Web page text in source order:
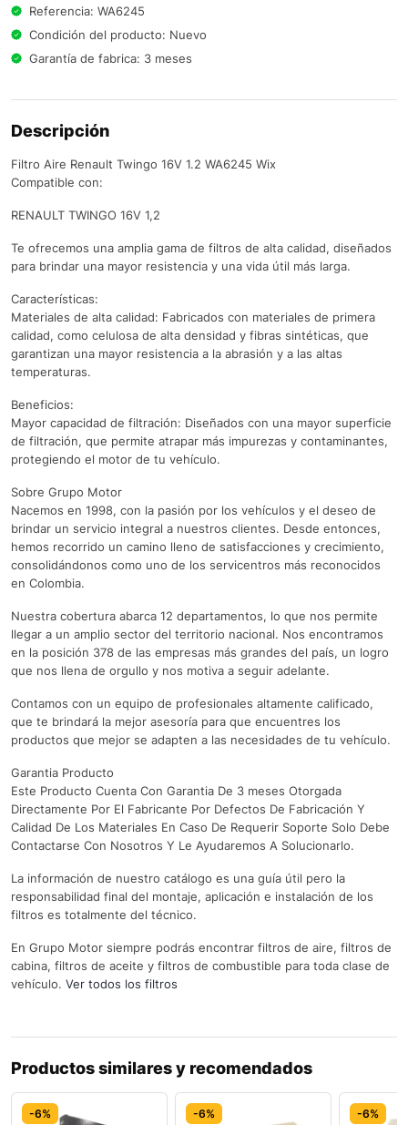
Referencia: WA6245
Condición del producto: Nuevo
Garantía de fabrica: 3 meses
Descripción
Filtro Aire Renault Twingo 16V 1.2 WA6245 Wix
Compatible con:
RENAULT TWINGO 16V 1,2
Te ofrecemos una amplia gama de filtros de alta calidad, diseñados
para brindar una mayor resistencia y una vida útil más larga.
Características:
Materiales de alta calidad: Fabricados con materiales de primera
calidad, como celulosa de alta densidad y fibras sintéticas, que
garantizan una mayor resistencia a la abrasión y a las altas
temperaturas.
Beneficios:
Mayor capacidad de filtración: Diseñados con una mayor superficie
de filtración, que permite atrapar más impurezas y contaminantes,
protegiendo el motor de tu vehículo.
Sobre Grupo Motor
Nacemos en 1998, con la pasión por los vehículos y el deseo de
brindar un servicio integral a nuestros clientes. Desde entonces,
hemos recorrido un camino lleno de satisfacciones y crecimiento,
consolidándonos como uno de los servicentros más reconocidos
en Colombia.
Nuestra cobertura abarca 12 departamentos, lo que nos permite
llegar a un amplio sector del territorio nacional. Nos encontramos
en la posición 378 de las empresas más grandes del país, un logro
que nos llena de orgullo y nos motiva a seguir adelante.
Contamos con un equipo de profesionales altamente calificado,
que te brindará la mejor asesoría para que encuentres los
productos que mejor se adapten a las necesidades de tu vehículo.
Garantia Producto
Este Producto Cuenta Con Garantia De 3 meses Otorgada
Directamente Por El Fabricante Por Defectos De Fabricación Y
Calidad De Los Materiales En Caso De Requerir Soporte Solo Debe
Contactarse Con Nosotros Y Le Ayudaremos A Solucionarlo.
La información de nuestro catálogo es una guía útil pero la
responsabilidad final del montaje, aplicación e instalación de los
filtros es totalmente del técnico.
En Grupo Motor siempre podrás encontrar filtros de aire, filtros de
cabina, filtros de aceite y filtros de combustible para toda clase de
vehículo. Ver todos los filtros
Productos similares y recomendados
-6% -6% -6%